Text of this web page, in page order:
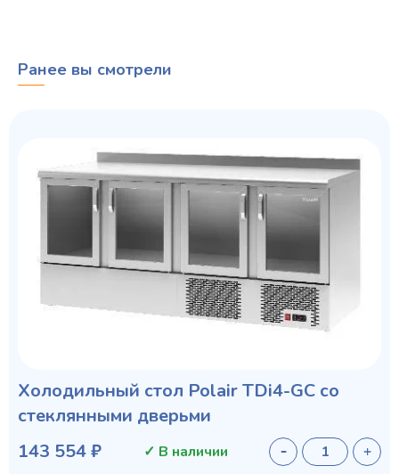
Ранее вы смотрели
Холодильный стол Polair TDi4-GC со
стеклянными дверьми
143 554 ₽
✓ В наличии